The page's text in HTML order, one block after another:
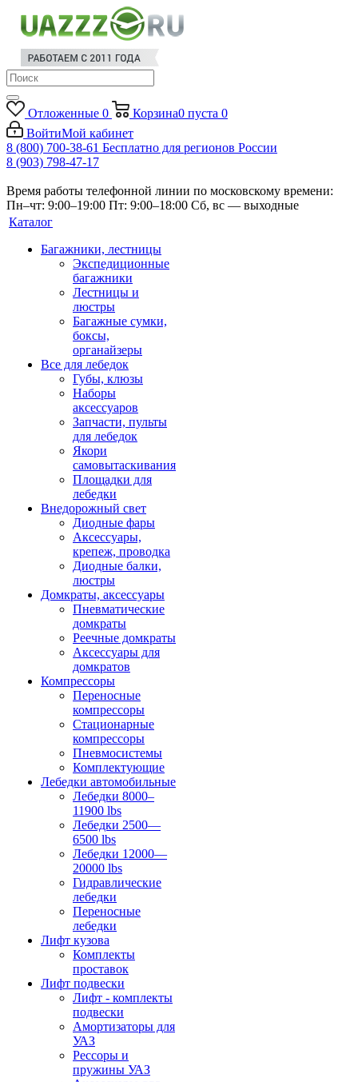
Отложенные 0 Корзина0 пуста 0
ВойтиМой кабинет
8 (800) 700-38-61 Бесплатно для регионов России
8 (903) 798-47-17
Время работы телефонной линии по московскому времени:
Пн–чт: 9:00–19:00 Пт: 9:00–18:00 Сб, вс — выходные
Каталог
Багажники, лестницы
Экспедиционные
багажники
Лестницы и
люстры
Багажные сумки,
боксы,
органайзеры
Все для лебедок
Губы, клюзы
Наборы
аксессуаров
Запчасти, пульты
для лебедок
Якори
самовытаскивания
Площадки для
лебедки
Внедорожный свет
Диодные фары
Аксессуары,
крепеж, проводка
Диодные балки,
люстры
Домкраты, аксессуары
Пневматические
домкраты
Реечные домкраты
Аксессуары для
домкратов
Компрессоры
Переносные
компрессоры
Стационарные
компрессоры
Пневмосистемы
Комплектующие
Лебедки автомобильные
Лебедки 8000–
11900 lbs
Лебедки 2500—
6500 lbs
Лебедки 12000—
20000 lbs
Гидравлические
лебедки
Переносные
лебедки
Лифт кузова
Комплекты
проставок
Лифт подвески
Лифт - комплекты
подвески
Амортизаторы для
УАЗ
Рессоры и
пружины УАЗ